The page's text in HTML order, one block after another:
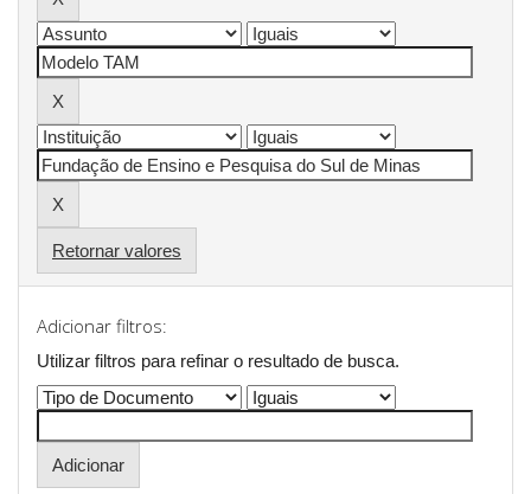
Retornar valores
Adicionar filtros:
Utilizar filtros para refinar o resultado de busca.